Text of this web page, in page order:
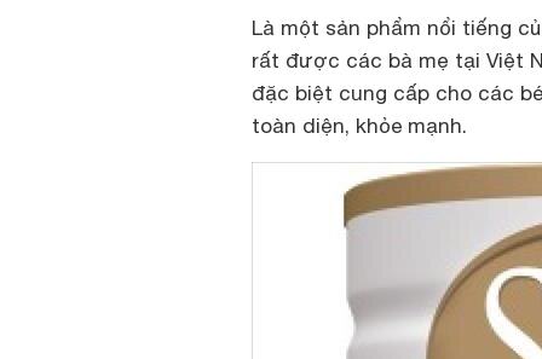
Là một sản phẩm nổi tiếng
rất được các bà mẹ tại Việt
đặc biệt cung cấp cho các
toàn diện, khỏe mạnh.